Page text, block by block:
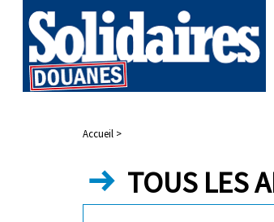
Accueil >
TOUS LES